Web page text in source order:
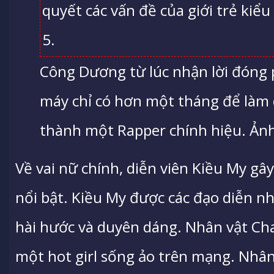
Công Dương từ lúc nhận lời đóng
máy chỉ có hơn một tháng để
thành một Rapper chính hiệu.
Về vai nữ chính, diễn viên Kiều My
nổi bật. Kiều My được các đạo diễn
hài hước và duyên dáng. Nhân vật
một hot girl sống ảo trên mạng.